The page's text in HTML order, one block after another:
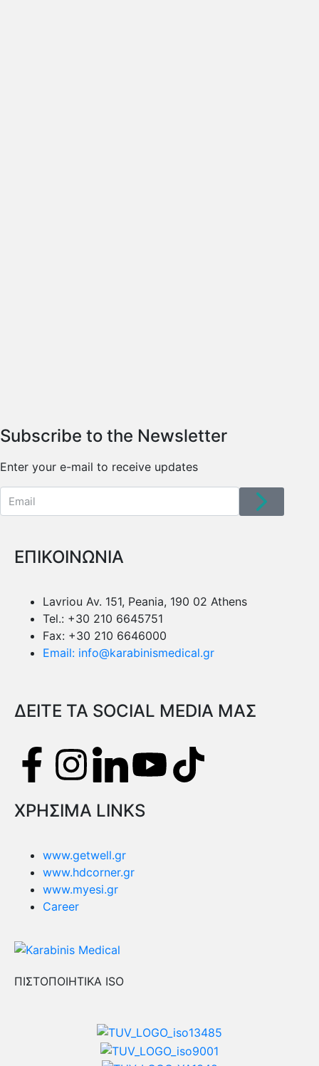
Subscribe to the Newsletter
Enter your e-mail to receive updates
ΕΠΙΚΟΙΝΩΝΙΑ
Lavriou Av. 151, Peania, 190 02 Athens
Tel.: +30 210 6645751
Fax: +30 210 6646000
Email: info@karabinismedical.gr
ΔEITE TA SOCIAL MEDIA ΜΑΣ
ΧΡΗΣΙΜΑ LINKS
www.getwell.gr
www.hdcorner.gr
www.myesi.gr
Career
ΠΙΣΤΟΠΟΙΗΤΙΚΑ ISO